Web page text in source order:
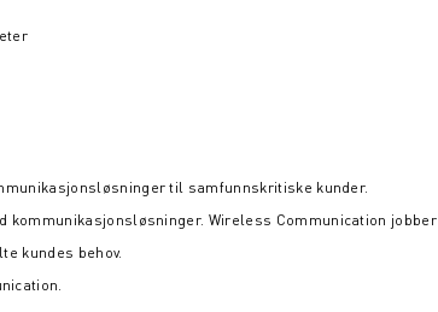
til samfunnskritiske kunder.
kommunikasjonsløsninger. Wireless Communication jobber
kundes behov.